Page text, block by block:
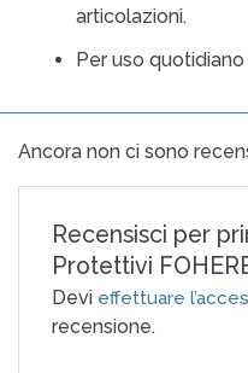
articolazioni.
Per uso quotidiano
Ancora non ci sono
Recensisci per
Protettivi
Devi effettuare
recensione.